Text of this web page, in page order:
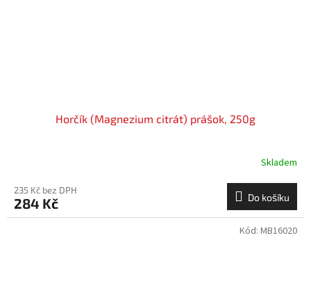
Horčík (Magnezium citrát) prášok, 250g
Skladem
235 Kč bez DPH
284 Kč Do košíku
Kód: MB16020